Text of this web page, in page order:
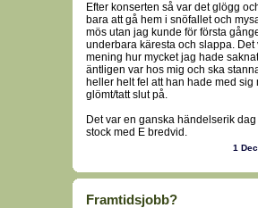
Efter konserten så var det glögg
bara att gå hem i snöfallet och
mös utan jag kunde för första
underbara käresta och slappa.
mening hur mycket jag hade
äntligen var hos mig och ska
heller helt fel att han hade med
glömt/tatt slut på.
Det var en ganska händelserik
stock med E bredvid.
1
Framtidsjobb?